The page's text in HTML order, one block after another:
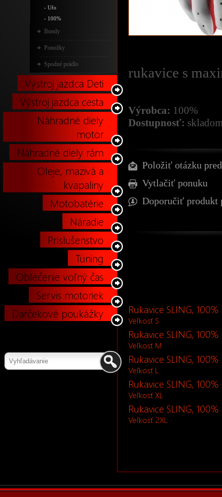
rukavice s
Výrobca: 100%
Dostupnosť:
Položiť otázku
Vytlačiť ponuku
Doporučiť produkt
Rukavice SLING,
Veľkosť S
Rukavice SLING,
Veľkosť M
Rukavice SLING,
Veľkosť L
Rukavice SLING,
Veľkosť XL
Rukavice SLING,
Veľkosť 2XL
- Ufo
- 100%
Bundy
Ponožky
Spodné prádlo
Výstroj jazdca Deti
Výstroj jazdca cesta
Náhradné diely
motor
Náhradné diely rám
Oleje, mazivá a
kvapaliny
Motobatérie
Náradie
Príslušenstvo
Tuning
Oblečenie voľný čas
Servis motoriek
Darčekové poukážky